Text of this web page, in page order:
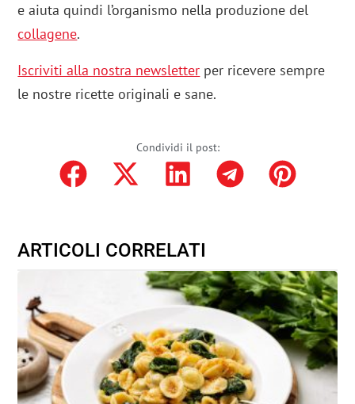
e aiuta quindi l’organismo nella produzione del
collagene.
Iscriviti alla nostra newsletter per ricevere sempre
le nostre ricette originali e sane.
Condividi il post:
ARTICOLI CORRELATI